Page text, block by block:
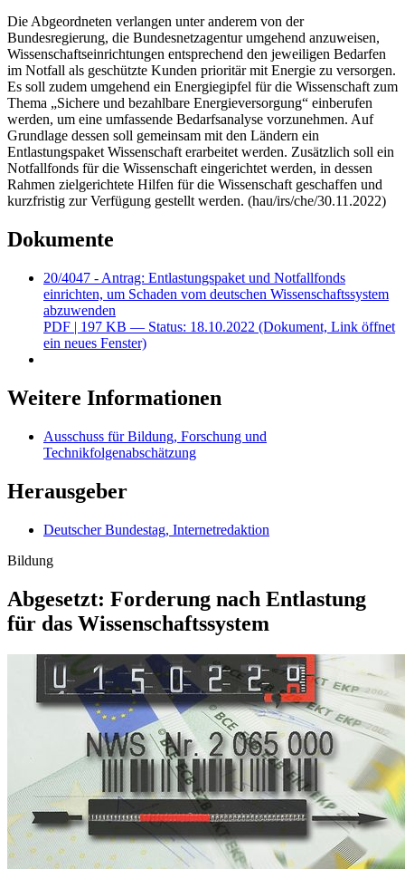
Die Abgeordneten verlangen unter anderem von der
Bundesregierung, die Bundesnetzagentur umgehend anzuweisen,
Wissenschaftseinrichtungen entsprechend den jeweiligen Bedarfen
im Notfall als geschützte Kunden prioritär mit Energie zu versorgen.
Es soll zudem umgehend ein Energiegipfel für die Wissenschaft zum
Thema „Sichere und bezahlbare Energieversorgung“ einberufen
werden, um eine umfassende Bedarfsanalyse vorzunehmen. Auf
Grundlage dessen soll gemeinsam mit den Ländern ein
Entlastungspaket Wissenschaft erarbeitet werden. Zusätzlich soll ein
Notfallfonds für die Wissenschaft eingerichtet werden, in dessen
Rahmen zielgerichtete Hilfen für die Wissenschaft geschaffen und
kurzfristig zur Verfügung gestellt werden. (hau/irs/che/30.11.2022)
Dokumente
20/4047 - Antrag: Entlastungspaket und Notfallfonds
einrichten, um Schaden vom deutschen Wissenschaftssystem
abzuwenden
PDF | 197 KB — Status: 18.10.2022 (Dokument, Link öffnet
ein neues Fenster)
Weitere Informationen
Ausschuss für Bildung, Forschung und
Technikfolgenabschätzung
Herausgeber
Deutscher Bundestag, Internetredaktion
Bildung
Abgesetzt: Forderung nach Entlastung
für das Wissenschaftssystem